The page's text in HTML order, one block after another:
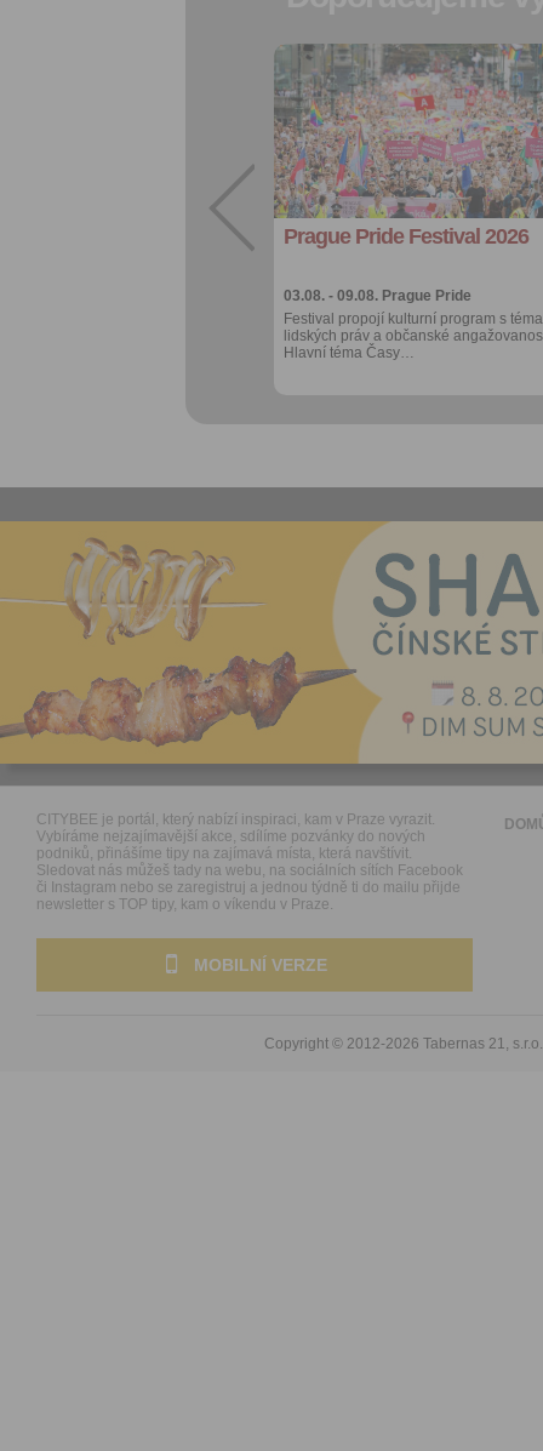
Prague Pride Festival 2026
03.08. - 09.08. Prague Pride
Festival propojí kulturní program s
lidských práv a občanské
Hlavní téma Časy…
Přidat do
oblíbených
Sdílet:
Facebook
export do
kalendáře
Více výhod pro
CITYBEE je portál, který nabízí inspiraci, kam v Praze vyrazit.
Vybíráme nejzajímavější akce, sdílíme pozvánky do nových
podniků, přinášíme tipy na zajímavá místa, která navštívit.
Sledovat nás můžeš tady na webu, na sociálních sítích Facebook
či Instagram nebo se zaregistruj a jednou týdně ti do mailu přijde
newsletter s TOP tipy, kam o víkendu v Praze.
MOBILNÍ VERZE
Copyright © 2012-2026 Tabernas 21, s.r.o.